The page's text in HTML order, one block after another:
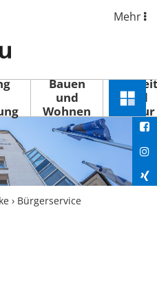
Mehr
Bauen
und
Wohnen
Freizeit
und
Kultur
Menü
› Bürgerservice